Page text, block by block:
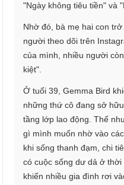
"Ngày không tiêu tiền" và
Nhờ đó, bà mẹ hai con
người theo dõi trên
của mình, nhiều người
kiệt".
Ở tuổi 39, Gemma Bird
những thứ cô đang sở
tầng lớp lao động. Thế
gì mình muốn nhờ vào
khi sống thanh đạm, chi
có cuộc sống dư dả ở
khiến nhiều gia đình rơi